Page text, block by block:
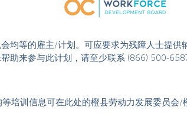
均等的雇主/计划。可应要求为残障人士提
助来参与此计划，请至少联系 (866) 500-
培训信息可在此处的橙县劳动力发展委员会/